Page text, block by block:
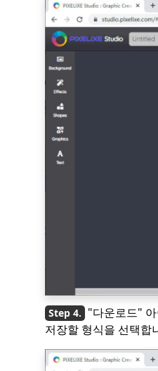
"다운로드"
저장할 형식을 선택합